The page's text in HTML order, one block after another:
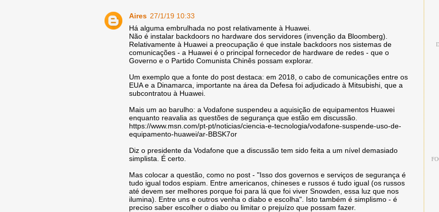
Aires 27/1/19 10:33
Há alguma embrulhada no post relativamente à Huawei.
Não é instalar backdoors no hardware dos servidores (invenção da Bloomberg).
Relativamente à Huawei a preocupação é que instale backdoors nos sistemas de
comunicações - a Huawei é o principal fornecedor de hardware de redes - que o
Governo e o Partido Comunista Chinês possam explorar.
Um exemplo que a fonte do post destaca: em 2018, o cabo de comunicações entre os
EUA e a Dinamarca, importante na área da Defesa foi adjudicado à Mitsubishi, que a
subcontratou à Huawei.
Mais um ao barulho: a Vodafone suspendeu a aquisição de equipamentos Huawei
enquanto reavalia as questões de segurança que estão em discussão.
https://www.msn.com/pt-pt/noticias/ciencia-e-tecnologia/vodafone-suspende-uso-de-
equipamento-huawei/ar-BBSK7or
Diz o presidente da Vodafone que a discussão tem sido feita a um nível demasiado
simplista. É certo.
Mas colocar a questão, como no post - "Isso dos governos e serviços de segurança é
tudo igual todos espiam. Entre americanos, chineses e russos é tudo igual (os russos
até devem ser melhores porque foi para lá que foi viver Snowden, essa luz que nos
ilumina). Entre uns e outros venha o diabo e escolha". Isto também é simplismo - é
preciso saber escolher o diabo ou limitar o prejuízo que possam fazer.